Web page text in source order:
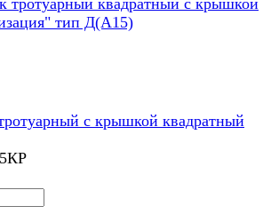
с крышкой квадратный